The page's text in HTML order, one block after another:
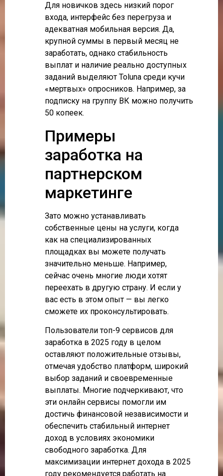
Для новичков здесь низкий порог
входа, интерфейс без перегруза и
адекватная мобильная версия. Да,
крупной суммы в первый месяц не
заработать, однако стабильность
выплат и наличие реально доступных
заданий выделяют Toluna среди кучи
«мертвых» опросников. Например, за
подписку на группу ВК можно получить
50 копеек.
Примеры
заработка на
партнерском
маркетинге
Зато можно устанавливать
собственные цены на услуги, когда
как на специализированных
площадках вы можете получать
значительно меньше. Например,
сейчас очень многие люди хотят
переехать в другую страну. И если у
вас есть в этом опыт — вы легко
сможете их проконсультировать.
Пользователи топ-9 сервисов для
заработка в 2025 году в целом
оставляют положительные отзывы,
отмечая удобство платформ, широкий
выбор заданий и своевременные
выплаты. Многие подчеркивают, что
эти онлайн сервисы помогли им
достичь финансовой независимости и
обеспечить стабильный интернет
доход в условиях экономики
свободного заработка. Для
максимизации интернет дохода в 2025
году рекомендуется работать на